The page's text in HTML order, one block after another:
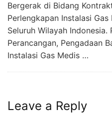
Bergerak di Bidang
Perlengkapan Instalasi
Seluruh Wilayah Indonesia.
Perancangan, Pengadaan
Instalasi Gas Medis …
Leave a Reply